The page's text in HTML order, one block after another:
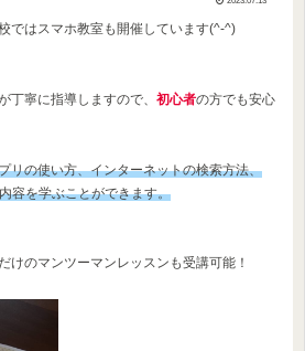
ではスマホ教室も開催しています(^-^)
丁寧に指導しますので、 初心者の方でも安心
リの使い方、インターネットの検索方法、
容を学ぶことができます。
けのマンツーマンレッスンも受講可能！